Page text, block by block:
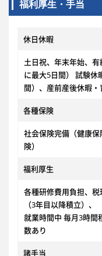
福利厚生・手当
休日休暇
土日祝、年末年始、
に最大5日間） 試験休
間）、産前産後休暇
各種保険
社会保険完備（健康
険）
福利厚生
各種研修費用負担、
（3年目以降積立）、
就業時間中 毎月3時間
数あり
諸手当